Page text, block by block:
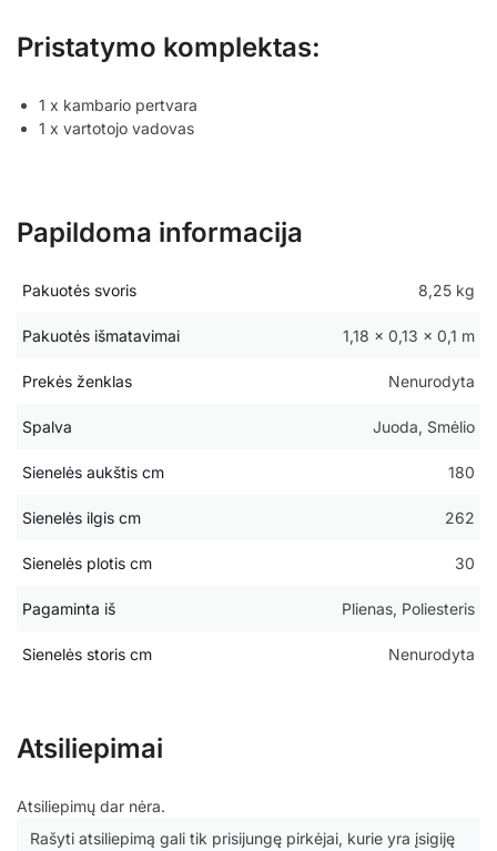
Pristatymo komplektas:
1 x kambario pertvara
1 x vartotojo vadovas
Papildoma informacija
Pakuotės svoris 8,25 kg
Pakuotės išmatavimai 1,18 × 0,13 × 0,1 m
Prekės ženklas Nenurodyta
Spalva Juoda, Smėlio
Sienelės aukštis cm 180
Sienelės ilgis cm 262
Sienelės plotis cm 30
Pagaminta iš Plienas, Poliesteris
Sienelės storis cm Nenurodyta
Atsiliepimai
Atsiliepimų dar nėra.
Rašyti atsiliepimą gali tik prisijungę pirkėjai, kurie yra įsigiję